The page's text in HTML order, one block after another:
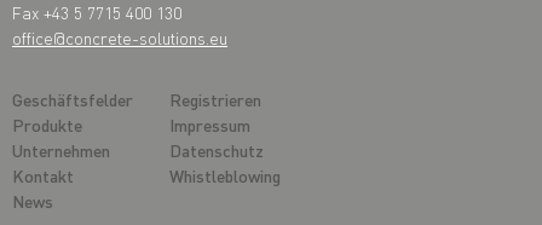
Fax +43 5 7715 400 130
office@concrete-solutions.eu
Geschäftsfelder
Produkte
Unternehmen
Kontakt
News
Registrieren
Impressum
Datenschutz
Whistleblowing